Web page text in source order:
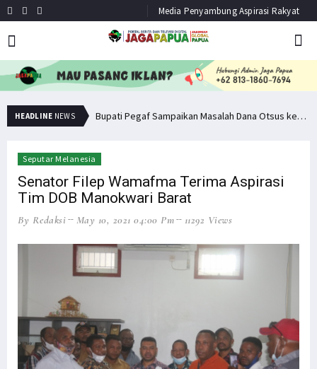
Media Penyambung Aspirasi Rakyat
HEADLINE NEWS Minta Operasi Militer Dihentikan, KKB Ancam Perang Serentak Bupati Pegaf Sampaikan Masalah Dana Otsus kepada Filep Wamafma
Seputar Melanesia
Senator Filep Wamafma Terima Aspirasi
Tim DOB Manokwari Barat
By Redaksi May 10, 2021 04:00 Pm 11292 Views